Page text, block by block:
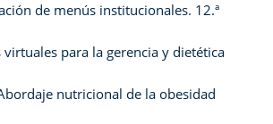
de menús institucionales. 12.ª
virtuales para la gerencia y dietética
nutricional de la obesidad